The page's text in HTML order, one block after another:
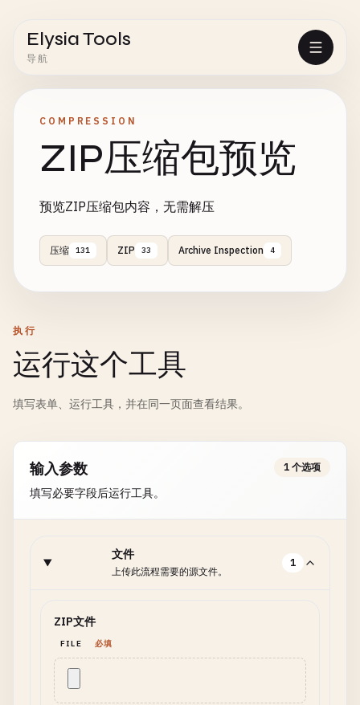
Elysia Tools
导航
COMPRESSION
ZIP压缩包预览
预览ZIP压缩包内容，无需解压
压缩 131 ZIP 33 Archive Inspection 4
执行
运行这个工具
填写表单、运行工具，并在同一页面查看结果。
输入参数
填写必要字段后运行工具。
1 个选项
文件
上传此流程需要的源文件。
1
ZIP文件
FILE 必填